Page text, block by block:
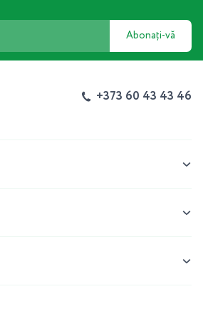
Abonați-vă
+373 60 43 43 46